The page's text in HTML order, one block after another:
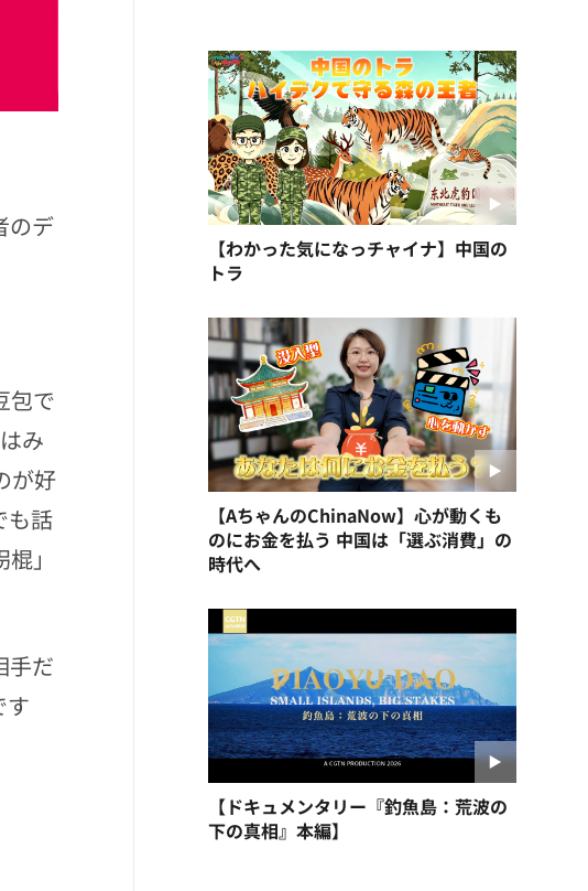
のデ
包で
み
が好
も話
」
手だ
す
【わかった気になっチャイナ】中国の
トラ
【AちゃんのChinaNow】心が動くも
のにお金を払う 中国は「選ぶ消費」の
時代へ
【ドキュメンタリー『釣魚島：荒波の
下の真相』本編】